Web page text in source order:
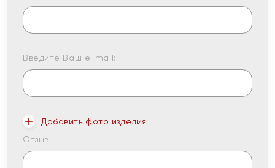
Введите Ваш e-mail:
Добавить фото изделия
Отзыв: